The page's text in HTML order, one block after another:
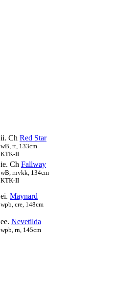
ii. Ch Red Star
wB, rt, 133cm
KTK-II
ie. Ch Fallway
wB, rnvkk, 134cm
KTK-II
ei. Maynard
wpb, cre, 148cm
ee. Nevetilda
wpb, rn, 145cm